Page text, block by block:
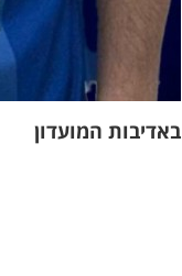
באדיבות המועדון